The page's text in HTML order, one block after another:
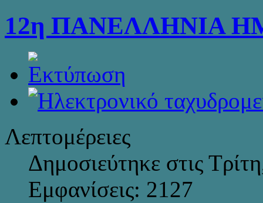
12η ΠΑΝΕΛΛΗΝΙΑ
Λεπτομέρειες
Δημοσιεύτηκε στις
Εμφανίσεις: 2127